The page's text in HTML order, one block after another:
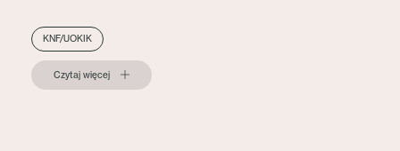
KNF/UOKIK
Czytaj więcej